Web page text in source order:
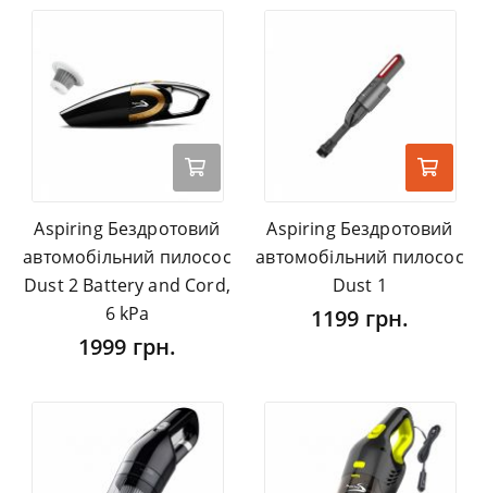
Aspiring Бездротовий
автомобільний пилосос
Dust 2 Battery and Cord,
6 kPa
1999 грн.
Aspiring Бездротовий
автомобільний пилосос
Dust 1
1199 грн.